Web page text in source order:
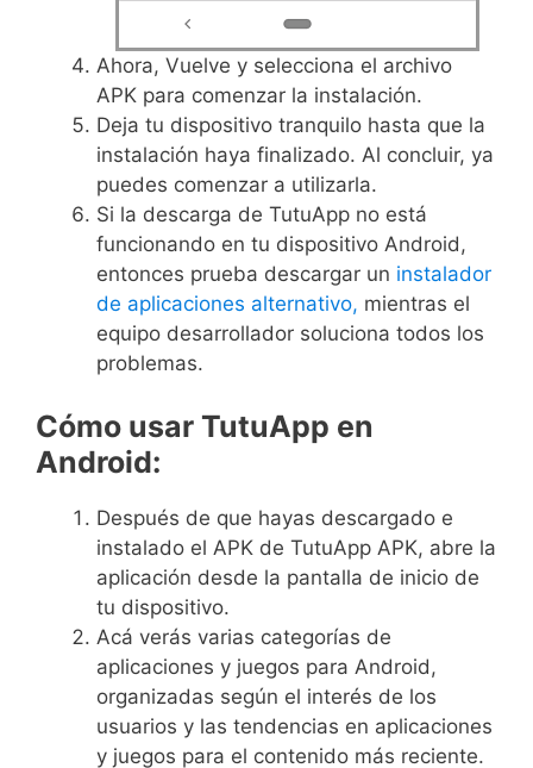
Ahora, Vuelve y selecciona el archivo
APK para comenzar la instalación.
Deja tu dispositivo tranquilo hasta que la
instalación haya finalizado. Al concluir, ya
puedes comenzar a utilizarla.
Si la descarga de TutuApp no está
funcionando en tu dispositivo Android,
entonces prueba descargar un instalador
de aplicaciones alternativo, mientras el
equipo desarrollador soluciona todos los
problemas.
Cómo usar TutuApp en
Android:
Después de que hayas descargado e
instalado el APK de TutuApp APK, abre la
aplicación desde la pantalla de inicio de
tu dispositivo.
Acá verás varias categorías de
aplicaciones y juegos para Android,
organizadas según el interés de los
usuarios y las tendencias en aplicaciones
y juegos para el contenido más reciente.